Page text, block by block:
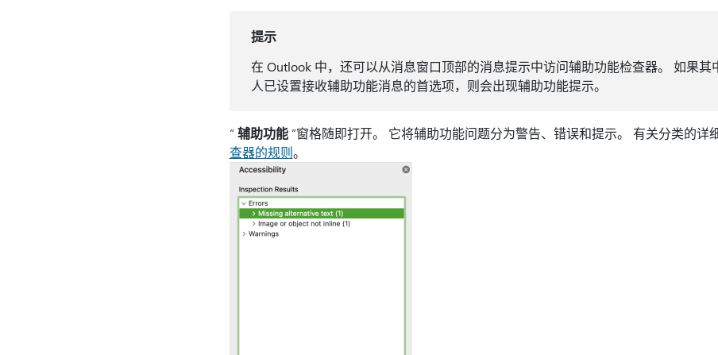
提示
在 Outlook 中，还可以从消息窗口顶部的消息提示中访问辅助功能检查器。 如果其
人已设置接收辅助功能消息的首选项，则会出现辅助功能提示。
“ 辅助功能”窗格随即打开。 它将辅助功能问题分为警告、错误和提示。 有关分类的详
查器的规则。